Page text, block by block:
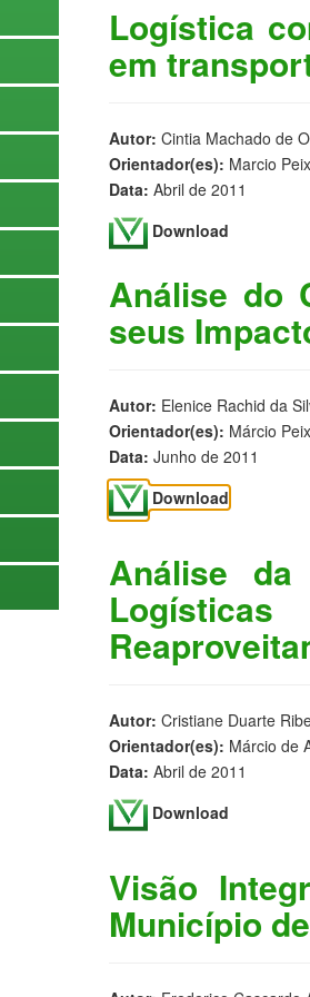
Logística
em
Autor: Cintia Machado de
Orientador(es): Marcio
Data: Abril de 2011
Download
Análise do
seus
Autor: Elenice Rachid da
Orientador(es): Márcio
Data: Junho de 2011
Download
Análise
Autor: Cristiane Duarte
Orientador(es): Márcio de
Data: Abril de 2011
Download
Visão
Município